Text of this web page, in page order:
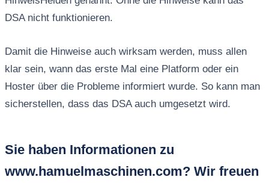
DSA nicht funktionieren.
Damit die Hinweise auch wirksam werden, muss allen
klar sein, wann das erste Mal eine Platform oder ein
Hoster über die Probleme informiert wurde. So kann man
sicherstellen, dass das DSA auch umgesetzt wird.
Sie haben Informationen zu
www.hamuelmaschinen.com? Wir freuen